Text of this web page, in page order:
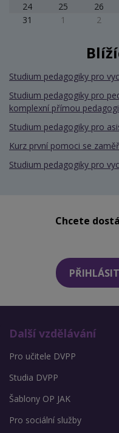
24
25 26
31
1 2
Studium pedagogiky pro
Studium pedagogiky pro
komplexní přímou
Studium pedagogiky pro
Kurz první pomoci se
Studium pedagogiky pro
Chcete
Další vzdělávání
Pro učitele DVPP
Studia DVPP
Šablony OP JAK
Pro sociální služby